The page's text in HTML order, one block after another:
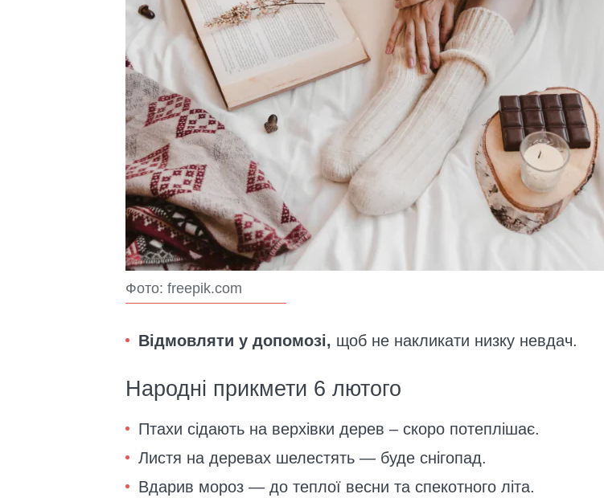
Фото: freepik.com
Відмовляти у допомозі, щоб не накликати низку невдач.
Народні прикмети 6 лютого
Птахи сідають на верхівки дерев – скоро потеплішає.
Листя на деревах шелестять — буде снігопад.
Вдарив мороз — до теплої весни та спекотного літа.